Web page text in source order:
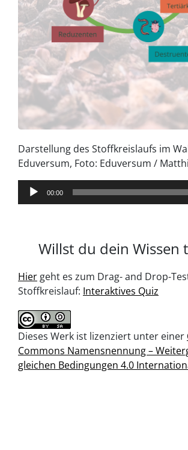
Darstellung des Stoffkreislaufs im
Eduversum, Foto: Eduversum /
00:00
Willst du dein Wissen
Hier geht es zum Drag- and Drop-
Stoffkreislauf: Interaktives Quiz
Dieses Werk ist lizenziert unter einer
Commons Namensnennung –
gleichen Bedingungen 4.0